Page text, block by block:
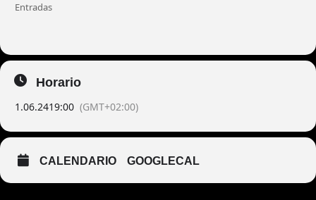
Entradas
Horario
1.06.2419:00 (GMT+02:00)
CALENDARIO GOOGLECAL